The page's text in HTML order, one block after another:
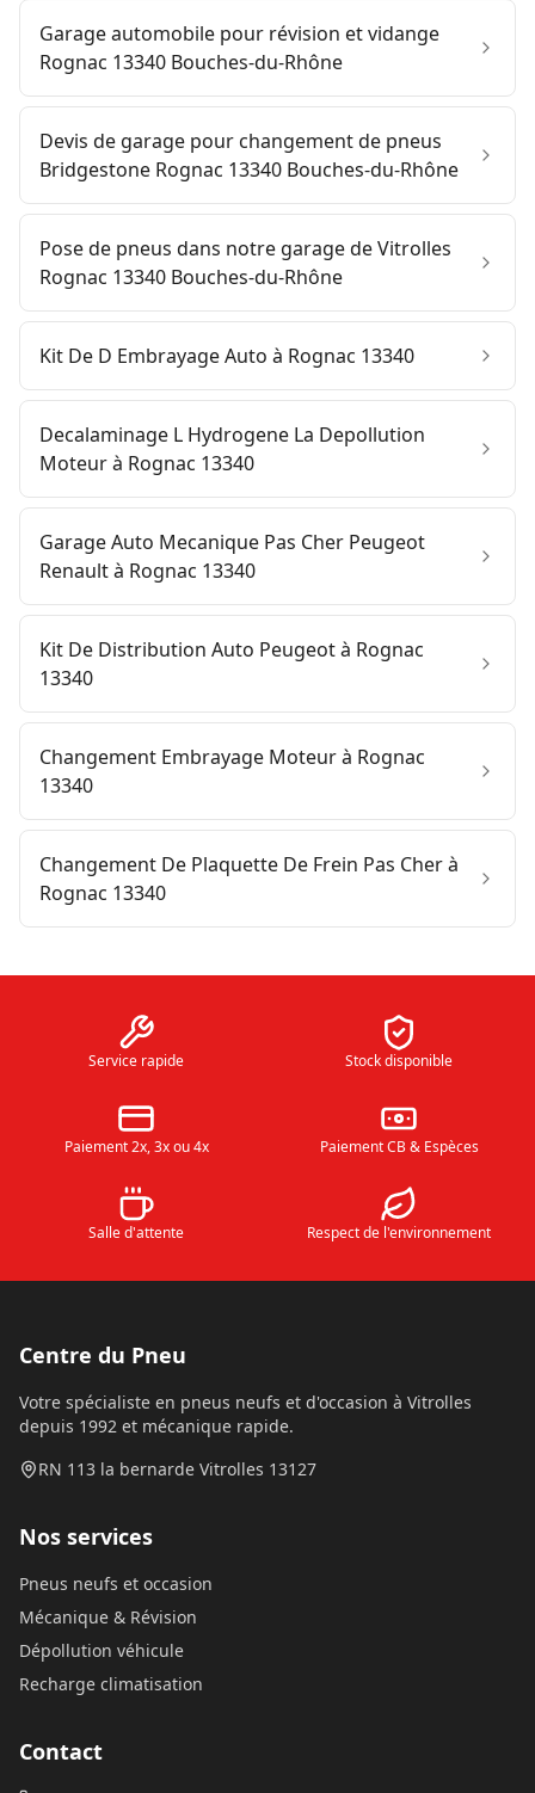
Garage automobile pour révision et vidange
Rognac 13340 Bouches-du-Rhône
Devis de garage pour changement de pneus
Bridgestone Rognac 13340 Bouches-du-Rhône
Pose de pneus dans notre garage de Vitrolles
Rognac 13340 Bouches-du-Rhône
Kit De D Embrayage Auto à Rognac 13340
Decalaminage L Hydrogene La Depollution
Moteur à Rognac 13340
Garage Auto Mecanique Pas Cher Peugeot
Renault à Rognac 13340
Kit De Distribution Auto Peugeot à Rognac
13340
Changement Embrayage Moteur à Rognac
13340
Changement De Plaquette De Frein Pas Cher à
Rognac 13340
Service rapide Stock disponible
Paiement 2x, 3x ou 4x Paiement CB & Espèces
Salle d'attente Respect de l'environnement
Centre du Pneu
Votre spécialiste en pneus neufs et d'occasion à Vitrolles
depuis 1992 et mécanique rapide.
RN 113 la bernarde Vitrolles 13127
Nos services
Pneus neufs et occasion
Mécanique & Révision
Dépollution véhicule
Recharge climatisation
Contact